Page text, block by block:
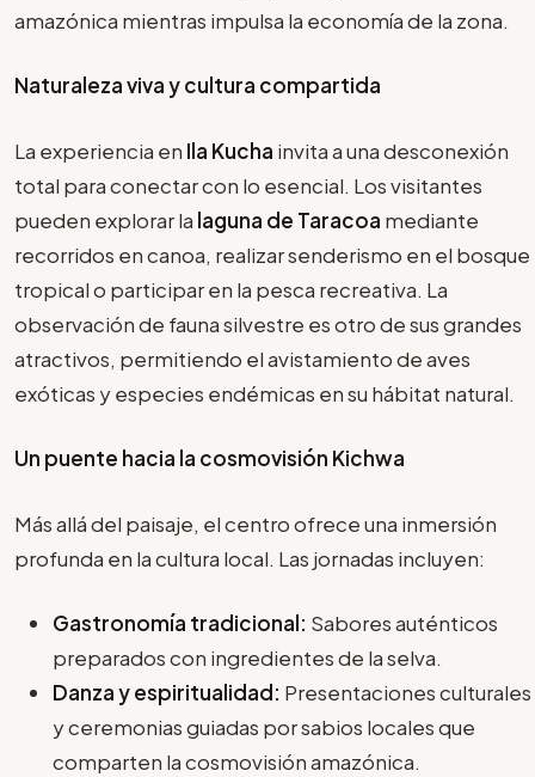
amazónica mientras impulsa la economía de la zona.
Naturaleza viva y cultura compartida
La experiencia en Ila Kucha invita a una desconexión
total para conectar con lo esencial. Los visitantes
pueden explorar la laguna de Taracoa mediante
recorridos en canoa, realizar senderismo en el bosque
tropical o participar en la pesca recreativa. La
observación de fauna silvestre es otro de sus grandes
atractivos, permitiendo el avistamiento de aves
exóticas y especies endémicas en su hábitat natural.
Un puente hacia la cosmovisión Kichwa
Más allá del paisaje, el centro ofrece una inmersión
profunda en la cultura local. Las jornadas incluyen:
Gastronomía tradicional: Sabores auténticos
preparados con ingredientes de la selva.
Danza y espiritualidad: Presentaciones culturales
y ceremonias guiadas por sabios locales que
comparten la cosmovisión amazónica.